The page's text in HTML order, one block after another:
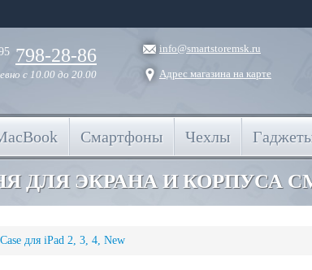
798-28-86
с 10.00 до 20.00
info@smartstoremsk.ru
Адрес магазина на карте
Смартфоны Чехлы
ДЛЯ ЭКРАНА И КОРПУСА
для iPad 2, 3, 4, New